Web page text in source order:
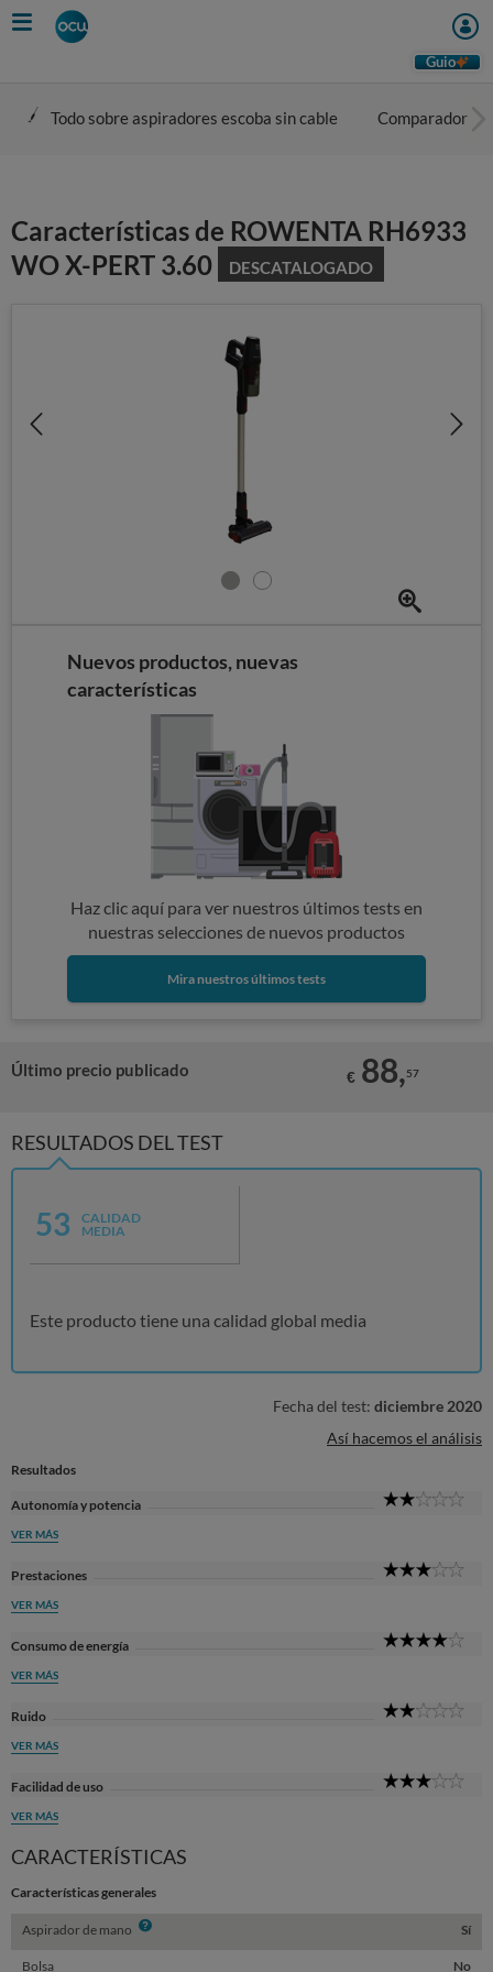
Skip
to
Guio
Todo sobre aspiradores escoba sin cable Comparador
Características de ROWENTA RH6933
WO X-PERT 3.60
DESCATALOGADO
Nuevos productos, nuevas
características
Haz clic aquí para ver nuestros últimos tests en
nuestras selecciones de nuevos productos
Mira nuestros últimos tests
Último precio publicado € 88,57
RESULTADOS DEL TEST
53
CALIDAD
MEDIA
Este producto tiene una calidad global media
Fecha del test: diciembre 2020
Así hacemos el análisis
Resultados
Autonomía y potencia
VER MÁS
Prestaciones
VER MÁS
Consumo de energía
VER MÁS
Ruido
VER MÁS
Facilidad de uso
VER MÁS
CARACTERÍSTICAS
Características generales
Aspirador de mano Info Sí
Bolsa No